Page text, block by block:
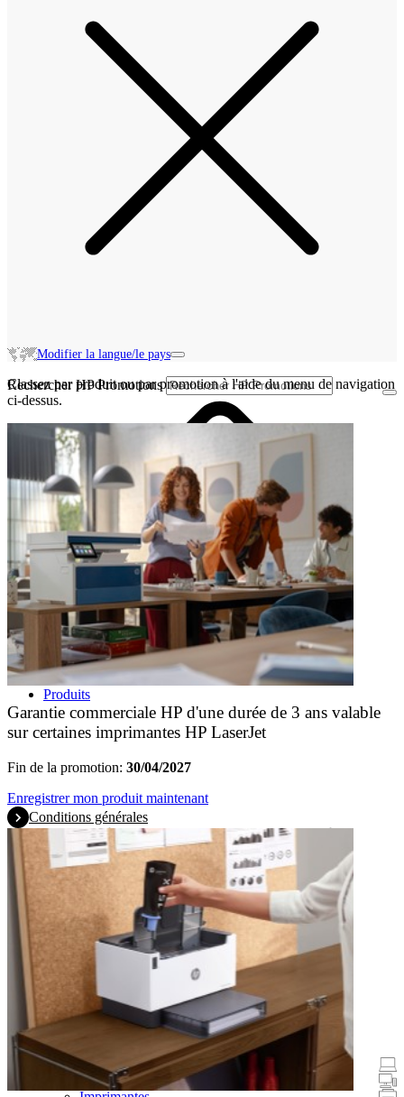
Produits
Ordinateurs portables et tablettes
Ordinateurs de bureau
Promotions
Modifier la langue/le pays
Rechercher HP Promotions
Classez par produit ou par promotion à l'aide du menu de navigation
ci-dessus.
Garantie commerciale HP d'une durée de 3 ans valable
sur certaines imprimantes HP LaserJet
Fin de la promotion: 30/04/2027
Enregistrer mon produit maintenant
Conditions générales